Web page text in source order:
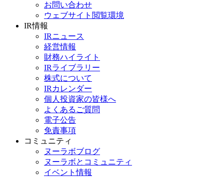
お問い合わせ
ウェブサイト閲覧環境
IR情報
IRニュース
経営情報
財務ハイライト
IRライブラリー
株式について
IRカレンダー
個人投資家の皆様へ
よくあるご質問
電子公告
免責事項
コミュニティ
ヌーラボブログ
ヌーラボとコミュニティ
イベント情報